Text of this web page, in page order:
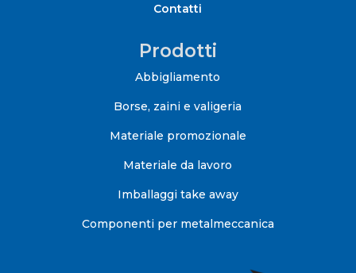
Contatti
Prodotti
Abbigliamento
Borse, zaini e valigeria
Materiale promozionale
Materiale da lavoro
Imballaggi take away
Componenti per metalmeccanica